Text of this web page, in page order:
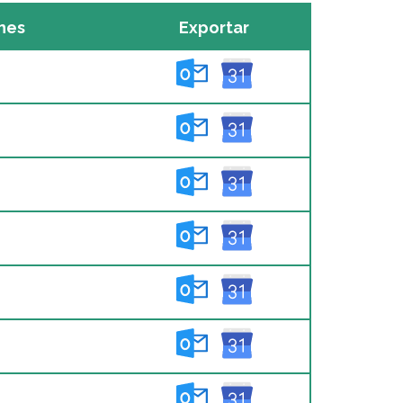
Exportar